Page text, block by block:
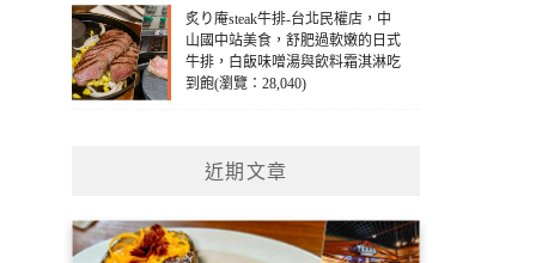
炙り庵steak牛排-台北民權店，中
山國中站美食，舒肥過軟嫩的日式
牛排，白飯味噌湯與飲料霜淇淋吃
到飽(瀏覽：28,040)
近期文章